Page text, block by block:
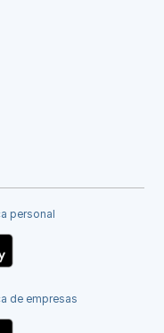
personal
de empresas